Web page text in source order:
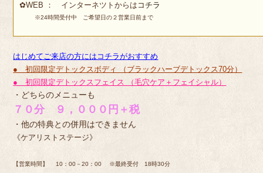
✿WEB ： インターネツトからは コチラ
※24時間受付中 ご希望日の２営業日前まで
はじめてご来店の方にはコチラがおすすめ
● 初回限定デトックスボディ （ブラックハーブデトックス70分）
● 初回限定デトックスフェイス （毛穴ケア＋フェイシャル）
・どちらのメニューも
７０分 ９，０００円＋税
・他の特典との併用はできません
《ケアリストステージ》
【営業時間】 10：00－20：00
※最終受付 18時30分